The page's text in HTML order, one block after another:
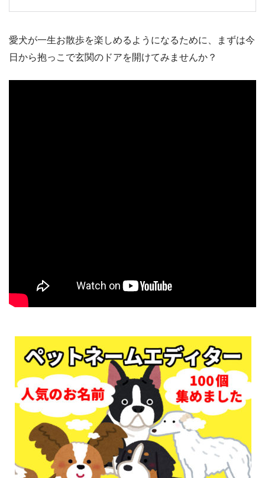
愛犬が一生お散歩を楽しめるようになるために、まずは今
日から抱っこで玄関のドアを開けてみませんか？